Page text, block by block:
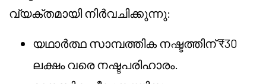
വ്യക്തമായി നിർവചിക്കുന്നു:
യഥാർത്ഥ സാമ്പത്തിക നഷ്ടത്തിന് ₹30
ലക്ഷം വരെ നഷ്ടപരിഹാരം.